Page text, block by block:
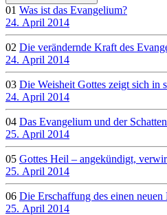
01 Was ist das Evangelium?
24. April 2014
02 Die verändernde Kraft des
24. April 2014
03 Die Weisheit Gottes zeigt sich in
24. April 2014
04 Das Evangelium und der
25. April 2014
05 Gottes Heil – angekündigt,
25. April 2014
06 Die Erschaffung des einen neuen
25. April 2014